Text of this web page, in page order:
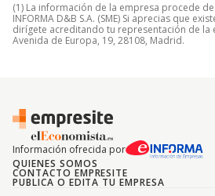
(1) La información de la empresa procede
INFORMA D&B S.A. (SME) Si aprecias que
dirígete acreditando tu representación de la
Avenida de Europa, 19, 28108, Madrid.
Información ofrecida por
QUIENES SOMOS
CONTACTO EMPRESITE
PUBLICA O EDITA TU EMPRESA